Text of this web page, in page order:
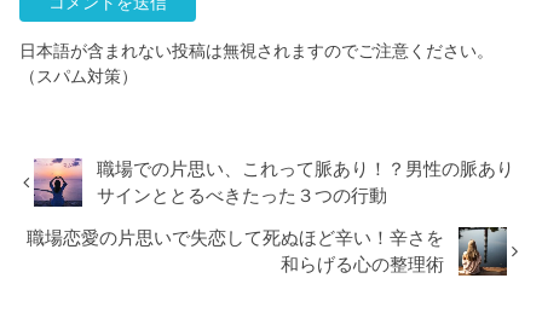
日本語が含まれない投稿は無視されますのでご注意ください。
（スパム対策）
職場での片思い、これって脈あり！？男性の脈あり
サインととるべきたった３つの行動
職場恋愛の片思いで失恋して死ぬほど辛い！辛さを
和らげる心の整理術